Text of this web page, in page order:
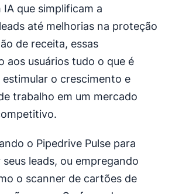
que simplificam a
até melhorias na proteção
de receita, essas
aos usuários tudo o que é
estimular o crescimento e
trabalho em um mercado
o Pipedrive Pulse para
leads, ou empregando
o scanner de cartões de